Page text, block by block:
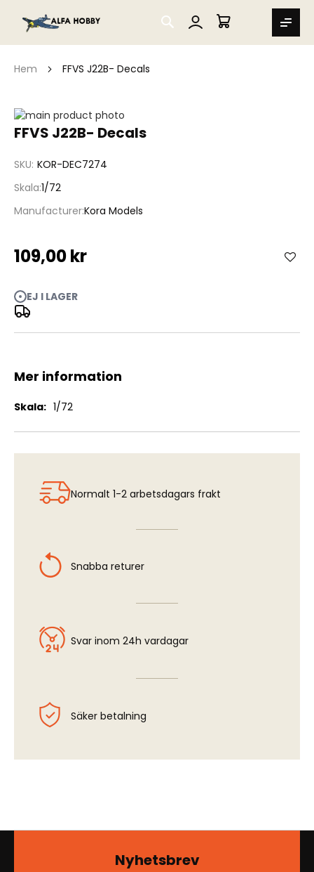
SEARCH
MIN VARUKORG
Hem FFVS J22B- Decals
FFVS J22B- Decals
SKU KOR-DEC7274
Skala 1/72
ManufacturerKora Models
109,00 kr
EJ I LAGER
Hoppa
till
bildgalleriet
Hoppa
av
bildgalleriet
Mer information
Mer
1/72
Normalt 1-2 arbetsdagars frakt
Snabba returer
Svar inom 24h vardagar
Säker betalning
Nyhetsbrev